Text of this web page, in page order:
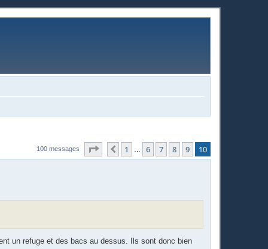
100 messages Page 10 10
Précédente
1 6 7 8 9 10
un refuge et des bacs au dessus. Ils sont donc bien